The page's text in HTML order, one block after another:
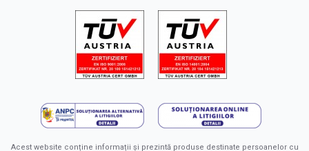
Acest website conține informații și prezintă produse destinate persoanelor cu